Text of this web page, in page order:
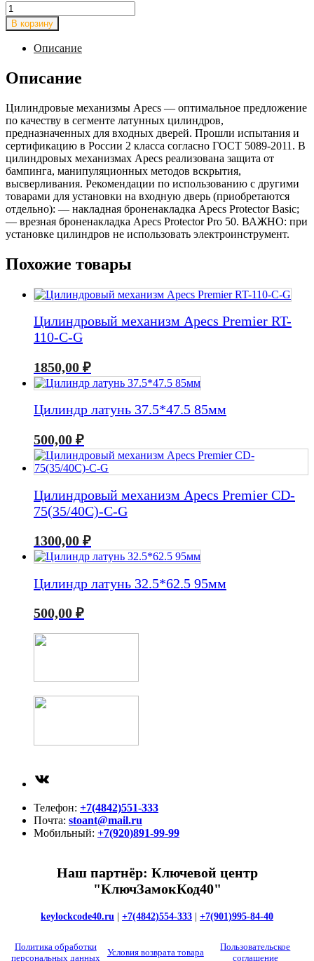
Количество
товара
Цилиндровый
механизм
SM-
70(30/40C)-
NI
В корзину
Описание
Описание
Цилиндровые механизмы Apecs — оптимальное предложение
по качеству в сегменте латунных цилиндров,
предназначенных для входных дверей. Прошли испытания и
сертификацию в России 2 класса согласно ГОСТ 5089-2011. В
цилиндровых механизмах Apecs реализована защита от
бампинга, манипуляционных методов вскрытия,
высверливания. Рекомендации по использованию с другими
товарами для установки на входную дверь (приобретаются
отдельно): — накладная броненакладка Apecs Protector Basic;
— врезная броненакладка Apecs Protector Pro 50. ВАЖНО: при
установке цилиндров не использовать электроинструмент.
Похожие товары
Цилиндровый механизм Apecs Premier RT-
110-С-G
1850,00 ₽
Цилиндр латунь 37.5*47.5 85мм
500,00 ₽
Цилиндровый механизм Apecs Premier CD-
75(35/40C)-C-G
1300,00 ₽
Цилиндр латунь 32.5*62.5 95мм
500,00 ₽
Телефон: +7(4842)551-333
Почта: stoant@mail.ru
Мобильный: +7(920)891-99-99
Наш партнёр: Ключевой центр
"КлючЗамокКод40"
keylockcode40.ru +7(4842)554-333 +7(901)995-84-40
Политика обработки
персональных данных
Условия возврата товара
Пользовательское
соглашение